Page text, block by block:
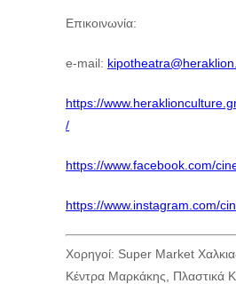
Επικοινωνία:
e-mail:
https://
/
https://www.facebook.com/
https://www.instagram.com/
Χορηγοί: Super Market
Κέντρα Μαρκάκης, Πλαστικά